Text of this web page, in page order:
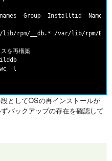
Group  Installtid  Name
lib/rpm/__db.* /var/lib/rpm/
を再構築
-l
としてOSの再インストールが
バックアップの存在を確認して